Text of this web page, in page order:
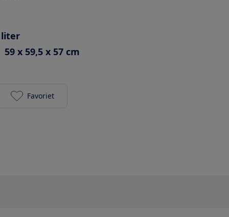
liter
59 x 59,5 x 57 cm
IKEA Frillesbo (406.002.36) toevoegen aan je
Favoriet